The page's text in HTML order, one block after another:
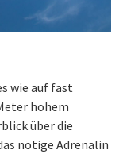
wie auf fast
hohem
über die
nötige Adrenalin